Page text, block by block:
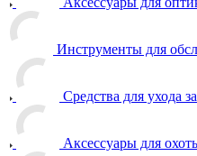
Инструменты для
Средства для ухода
Аксессуары для